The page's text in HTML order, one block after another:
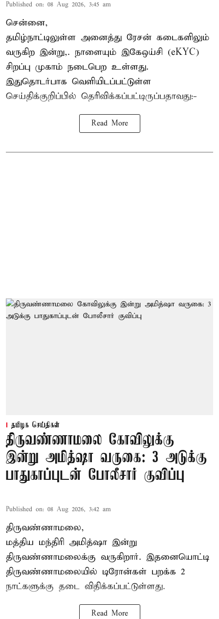
Published on: 08 Aug 2026, 3:45 am
சென்னை,
தமிழ்நாட்டிலுள்ள அனைத்து ரேசன் கடைகளிலும்
வருகிற இன்று,. நாளையும் இகேஒய்சி (eKYC)
சிறப்பு முகாம் நடைபெற உள்ளது.
இதுதொடர்பாக வெளியிடப்பட்டுள்ள
செய்திக்குறிப்பில் தெரிவிக்கப்பட்டிருப்பதாவது:-
Read More
தமிழக செய்திகள்
திருவண்ணாமலை கோவிலுக்கு
இன்று அமித்ஷா வருகை: 3 அடுக்கு
பாதுகாப்புடன் போலீசார் குவிப்பு
Published on: 08 Aug 2026, 3:42 am
திருவண்ணாமலை,
மத்திய மந்திரி அமித்ஷா இன்று
திருவண்ணாமலைக்கு வருகிறார். இதனையொட்டி
திருவண்ணாமலையில் டிரோன்கள் பறக்க 2
நாட்களுக்கு தடை விதிக்கப்பட்டுள்ளது.
Read More